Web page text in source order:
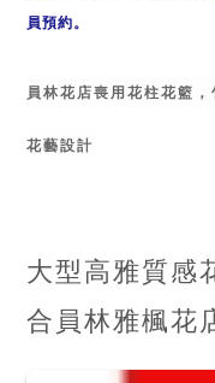
員預約。
員林花店喪用花柱花籃，
花藝設計
大型高雅質感
合員林雅楓花